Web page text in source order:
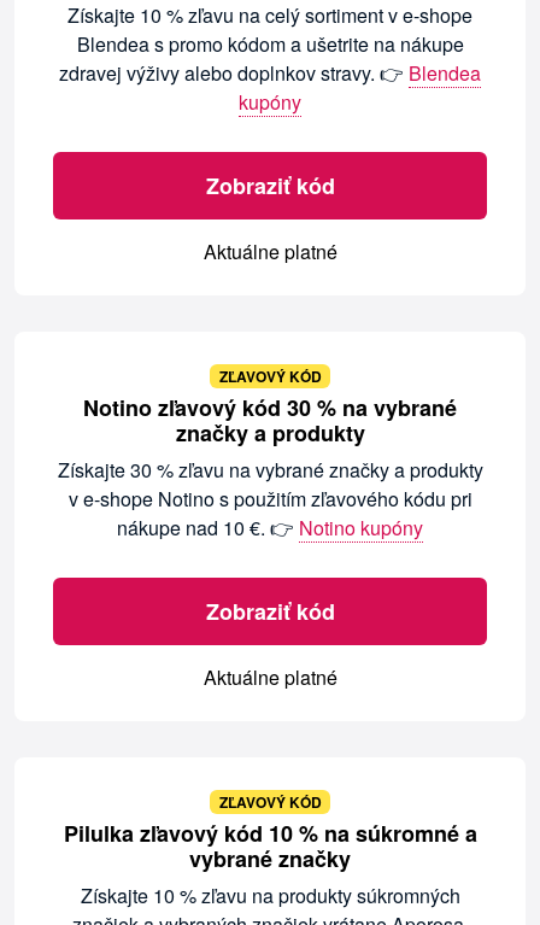
Získajte 10 % zľavu na celý sortiment v e-shope
Blendea s promo kódom a ušetrite na nákupe
zdravej výživy alebo doplnkov stravy. 👉 Blendea
kupóny
Zobraziť kód
Aktuálne platné
ZĽAVOVÝ KÓD
Notino zľavový kód 30 % na vybrané
značky a produkty
Získajte 30 % zľavu na vybrané značky a produkty
v e-shope Notino s použitím zľavového kódu pri
nákupe nad 10 €. 👉 Notino kupóny
Zobraziť kód
Aktuálne platné
ZĽAVOVÝ KÓD
Pilulka zľavový kód 10 % na súkromné a
vybrané značky
Získajte 10 % zľavu na produkty súkromných